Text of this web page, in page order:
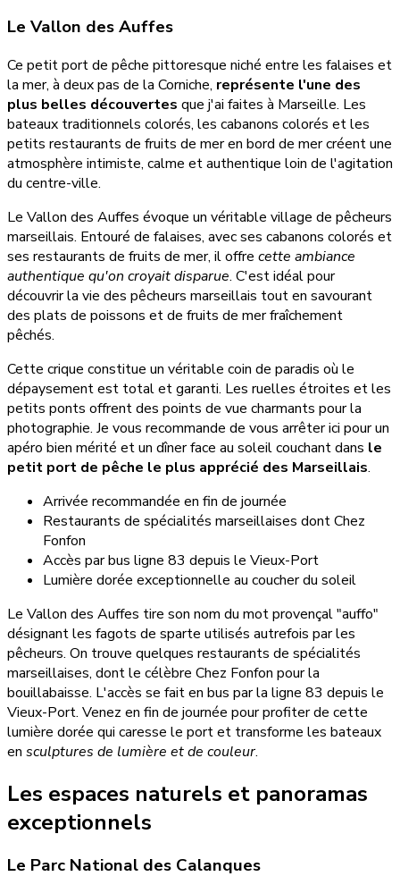
Le Vallon des Auffes
Ce petit port de pêche pittoresque niché entre les falaises et
la mer, à deux pas de la Corniche, représente l'une des
plus belles découvertes que j'ai faites à Marseille. Les
bateaux traditionnels colorés, les cabanons colorés et les
petits restaurants de fruits de mer en bord de mer créent une
atmosphère intimiste, calme et authentique loin de l'agitation
du centre-ville.
Le Vallon des Auffes évoque un véritable village de pêcheurs
marseillais. Entouré de falaises, avec ses cabanons colorés et
ses restaurants de fruits de mer, il offre cette ambiance
authentique qu'on croyait disparue. C'est idéal pour
découvrir la vie des pêcheurs marseillais tout en savourant
des plats de poissons et de fruits de mer fraîchement
pêchés.
Cette crique constitue un véritable coin de paradis où le
dépaysement est total et garanti. Les ruelles étroites et les
petits ponts offrent des points de vue charmants pour la
photographie. Je vous recommande de vous arrêter ici pour un
apéro bien mérité et un dîner face au soleil couchant dans le
petit port de pêche le plus apprécié des Marseillais.
Arrivée recommandée en fin de journée
Restaurants de spécialités marseillaises dont Chez
Fonfon
Accès par bus ligne 83 depuis le Vieux-Port
Lumière dorée exceptionnelle au coucher du soleil
Le Vallon des Auffes tire son nom du mot provençal "auffo"
désignant les fagots de sparte utilisés autrefois par les
pêcheurs. On trouve quelques restaurants de spécialités
marseillaises, dont le célèbre Chez Fonfon pour la
bouillabaisse. L'accès se fait en bus par la ligne 83 depuis le
Vieux-Port. Venez en fin de journée pour profiter de cette
lumière dorée qui caresse le port et transforme les bateaux
en sculptures de lumière et de couleur.
Les espaces naturels et panoramas
exceptionnels
Le Parc National des Calanques